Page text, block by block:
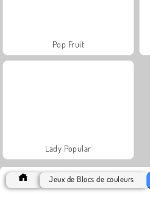
Pop Fruit
Lady Popular
Jeux de Blocs de couleurs